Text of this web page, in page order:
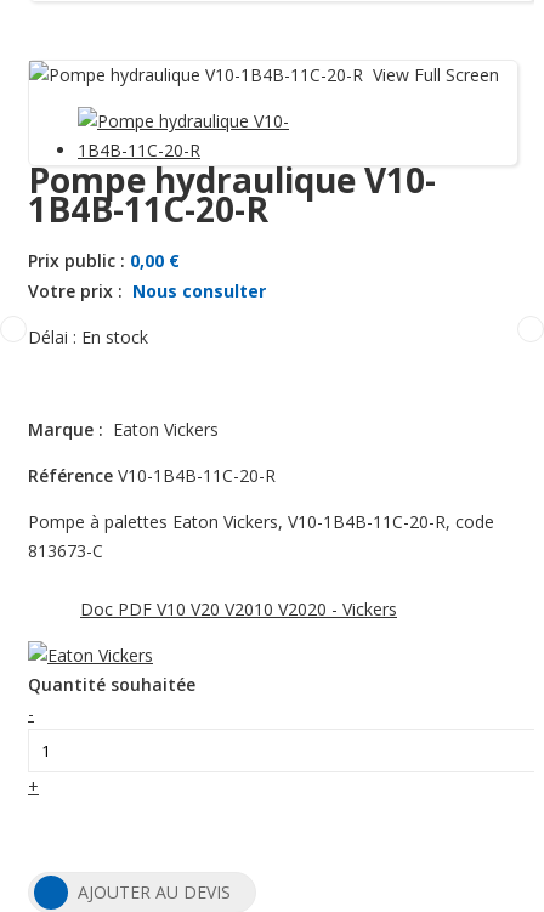
View Full Screen
Pompe hydraulique V10-
1B4B-11C-20-R
Prix public : 0,00 €
Votre prix : Nous consulter
Délai : En stock
Marque : Eaton Vickers
Référence V10-1B4B-11C-20-R
Pompe à palettes Eaton Vickers, V10-1B4B-11C-20-R, code
813673-C
Doc PDF V10 V20 V2010 V2020 - Vickers
Quantité souhaitée
-
+
AJOUTER AU DEVIS